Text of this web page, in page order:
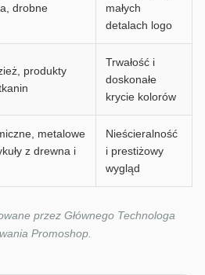
drobne
małych
detalach logo
produkty
Trwałość i
doskonałe
krycie kolorów
metalowe
z drewna i
Nieścieralność
i prestiżowy
wygląd
przez Głównego Technologa
Promoshop.